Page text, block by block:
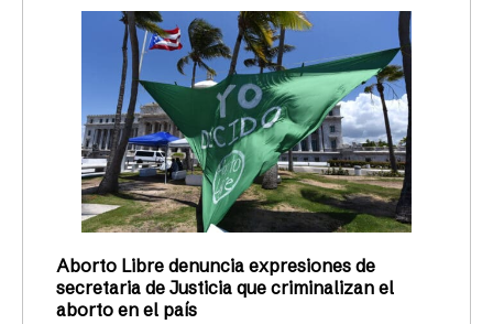
Aborto Libre denuncia expresiones de
secretaria de Justicia que criminalizan el
aborto en el país